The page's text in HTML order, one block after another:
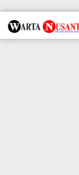
ke
konten